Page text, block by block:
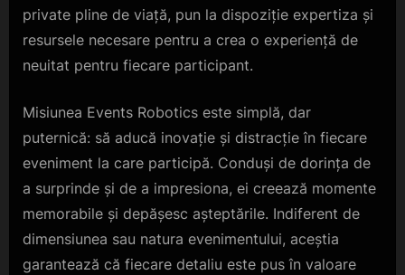
private pline de viață, pun la dispoziție expertiza și
resursele necesare pentru a crea o experiență de
neuitat pentru fiecare participant.
Misiunea Events Robotics este simplă, dar
puternică: să aducă inovație și distracție în fiecare
eveniment la care participă. Conduși de dorința de
a surprinde și de a impresiona, ei creează momente
memorabile și depășesc așteptările. Indiferent de
dimensiunea sau natura evenimentului, aceștia
garantează că fiecare detaliu este pus în valoare